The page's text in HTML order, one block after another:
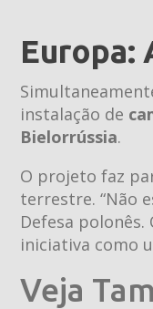
Europa:
instalação de
Bielorrússia.
O projeto faz
terrestre. “Não
Defesa
iniciativa como
Veja